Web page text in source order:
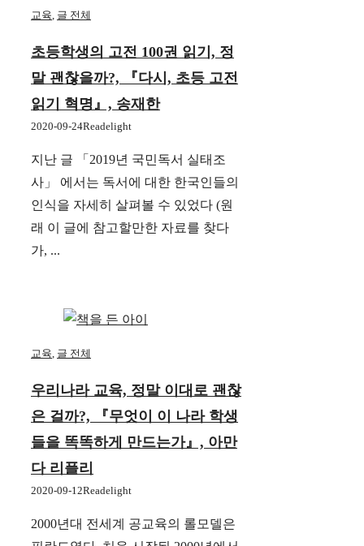
교육 글 전체
초등학생의 고전 100권 읽기, 정
말 괜찮을까?, 『다시, 초등 고전
읽기 혁명』, 송재한
2020-09-24Readelight
지난 글 「2019년 국민독서 실태조
사」 에서는 독서에 대한 한국인들의
인식을 자세히 살펴볼 수 있었다 (원
래 이 글에 참고할만한 자료를 찾다
가, ...
교육 글 전체
우리나라 교육, 정말 이대로 괜찮
은 걸까?, 『무엇이 이 나라 학생
들을 똑똑하게 만드는가』, 아만
다 리플리
2020-09-12Readelight
2000년대 전세계 공교육의 롤모델은